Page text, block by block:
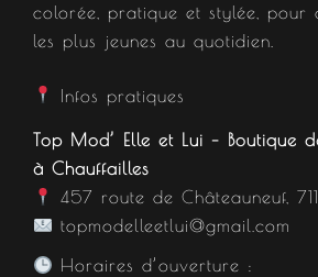
colorée, pratique et stylée, pour
les plus jeunes au quotidien.
Infos pratiques
Top Mod’ Elle et Lui – Boutique
à Chauffailles
457 route de Châteauneuf,
topmodelleetlui@gmail.com
Horaires d’ouverture :